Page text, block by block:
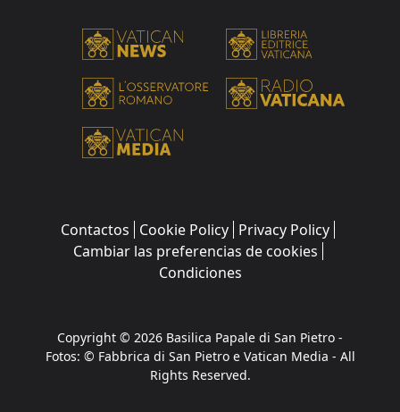
Contactos Cookie Policy Privacy Policy
Cambiar las preferencias de cookies
Condiciones
Copyright © 2026 Basilica Papale di San Pietro -
Fotos: © Fabbrica di San Pietro e Vatican Media - All
Rights Reserved.